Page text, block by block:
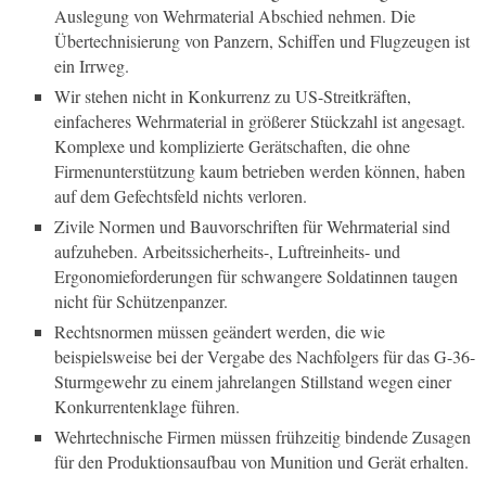
Auslegung von Wehrmaterial Abschied nehmen. Die
Übertechnisierung von Panzern, Schiffen und Flugzeugen ist
ein Irrweg.
Wir stehen nicht in Konkurrenz zu US-Streitkräften,
einfacheres Wehrmaterial in größerer Stückzahl ist angesagt.
Komplexe und komplizierte Gerätschaften, die ohne
Firmenunterstützung kaum betrieben werden können, haben
auf dem Gefechtsfeld nichts verloren.
Zivile Normen und Bauvorschriften für Wehrmaterial sind
aufzuheben. Arbeitssicherheits-, Luftreinheits- und
Ergonomieforderungen für schwangere Soldatinnen taugen
nicht für Schützenpanzer.
Rechtsnormen müssen geändert werden, die wie
beispielsweise bei der Vergabe des Nachfolgers für das G-36-
Sturmgewehr zu einem jahrelangen Stillstand wegen einer
Konkurrentenklage führen.
Wehrtechnische Firmen müssen frühzeitig bindende Zusagen
für den Produktionsaufbau von Munition und Gerät erhalten.